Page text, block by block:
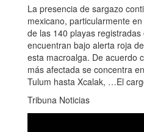
La presencia de sargazo
mexicano, particularmente
de las 140 playas
encuentran bajo alerta roja
esta macroalga. De acuerdo
más afectada se concentra
Tulum hasta Xcalak, …El
Tribuna Noticias